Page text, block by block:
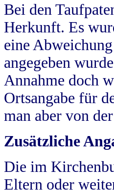
Bei den
Herkunft. Es
eine
angegeben
Annahme doch
Ortsangabe für
man aber von
Zusätzliche
Die im
Eltern oder